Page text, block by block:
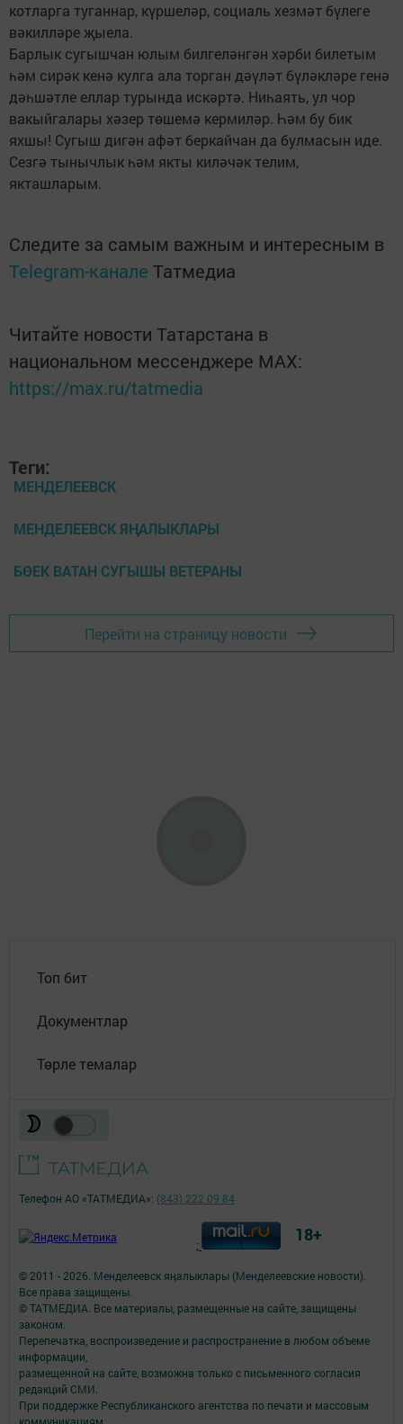
котларга туганнар, күршеләр, социаль хезмәт бүлеге
вәкилләре җыела.
Барлык сугышчан юлым билгеләнгән хәрби билетым
һәм сирәк кенә кулга ала торган дәүләт бүләкләре генә
дәһшәтле еллар турында искәртә. Ниһаять, ул чор
вакыйгалары хәзер төшемә кермиләр. Һәм бу бик
яхшы! Сугыш дигән афәт беркайчан да булмасын иде.
Сезгә тынычлык һәм якты киләчәк телим,
якташларым.
Следите за самым важным и интересным в
Telegram-канале Татмедиа
Читайте новости Татарстана в
национальном мессенджере MАХ:
https://max.ru/tatmedia
Теги:
МЕНДЕЛЕЕВСК
МЕНДЕЛЕЕВСК ЯҢАЛЫКЛАРЫ
БӨЕК ВАТАН СУГЫШЫ ВЕТЕРАНЫ
Перейти на страницу новости
Топ бит
Документлар
Төрле темалар
© 2011 - 2026. Менделеевск яӊалыклары (Менделеевские новости).
Все права защищены.
© ТАТМЕДИА. Все материалы, размещенные на сайте, защищены
законом.
Перепечатка, воспроизведение и распространение в любом объеме
информации,
размещенной на сайте, возможна только с письменного согласия
редакций СМИ.
При поддержке Республиканского агентства по печати и массовым
Телефон АО «ТАТМЕДИА»: (843) 222 09 84
; 18+